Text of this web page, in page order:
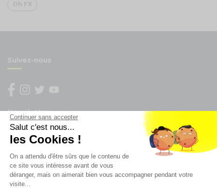
Continuer sans accepter
Salut c'est nous...
les Cookies !
On a attendu d'être sûrs que le contenu de
ce site vous intéresse avant de vous
déranger, mais on aimerait bien vous accompagner pendant votre
visite...
Oh FX
Suivez-nous
Newsletter
Enregistrez vous à la newsletter
Restez à l'actualité sur nos produits et les offres du
moment